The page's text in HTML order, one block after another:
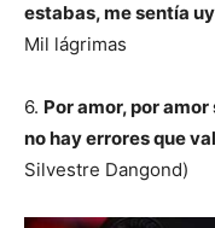
estabas, me sentía
Mil lágrimas
6. Por amor, por
no hay errores que
Silvestre Dangond)